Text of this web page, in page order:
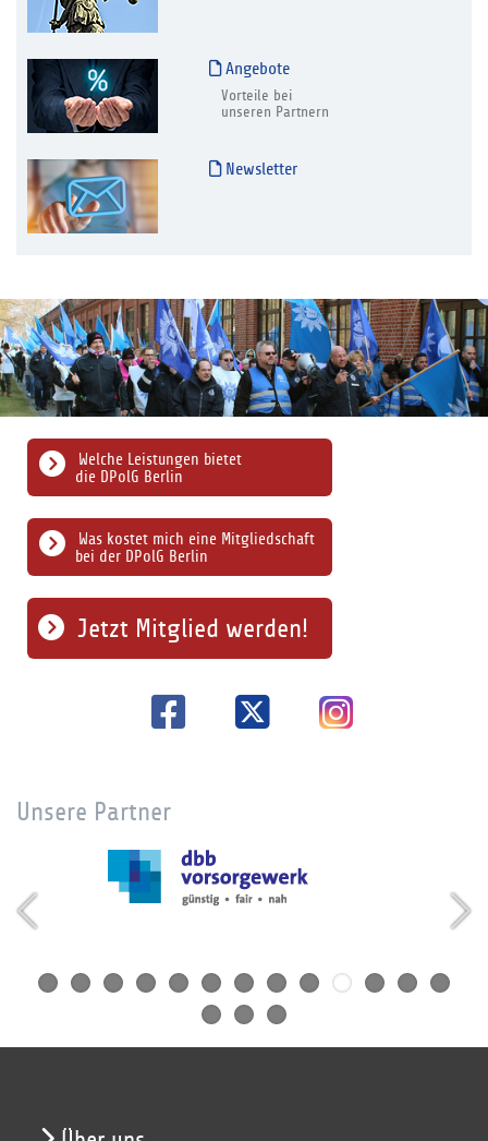
Angebote
Vorteile bei
unseren Partnern
Newsletter
Was kostet mich eine Mitgliedschaft
bei der DPolG Berlin
Welche Leistungen bietet
die DPolG Berlin
Jetzt Mitglied werden!
Unsere Partner